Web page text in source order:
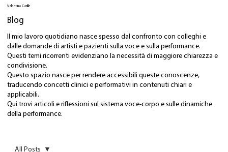
Valentina Carlile
Blog
Il mio lavoro quotidiano nasce spesso dal confronto con colleghi e
dalle domande di artisti e pazienti sulla voce e sulla performance.
Questi temi ricorrenti evidenziano la necessità di maggiore chiarezza e
condivisione.
Questo spazio nasce per rendere accessibili queste conoscenze,
traducendo concetti clinici e performativi in contenuti chiari e
applicabili.
Qui trovi articoli e riflessioni sul sistema voce-corpo e sulle dinamiche
della performance.
All Posts